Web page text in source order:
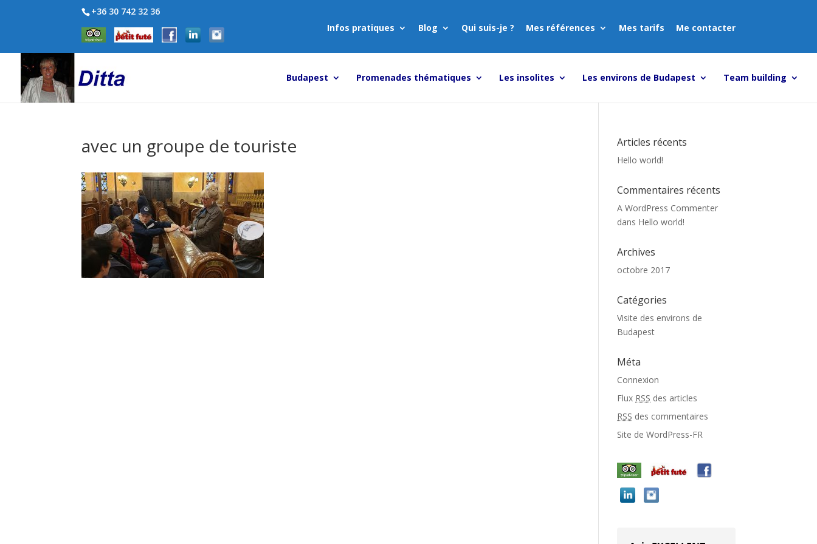
+36 30 742 32 36
Infos pratiques
Blog Qui suis-je ? Mes références Mes tarifs Me contacter
Budapest Promenades thématiques Les insolites Les environs de Budapest Team building
avec un groupe de touriste Articles récents
Hello world!
Commentaires récents
A WordPress Commenter
dans Hello world!
Archives
octobre 2017
Catégories
Visite des environs de
Budapest
Méta
Connexion
Flux RSS des articles
RSS des commentaires
Site de WordPress-FR